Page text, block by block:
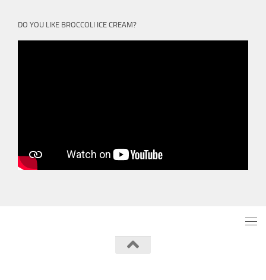
DO YOU LIKE BROCCOLI ICE CREAM?